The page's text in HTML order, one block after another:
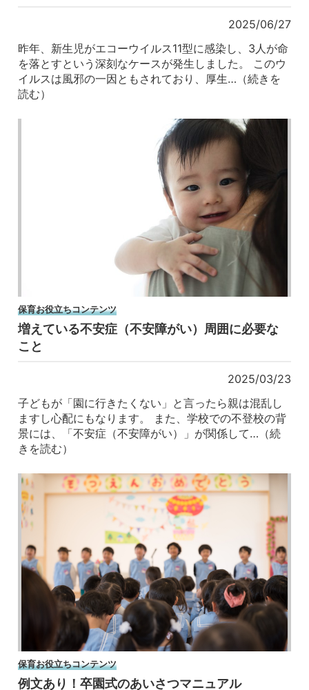
2025/06/27
昨年、新生児がエコーウイルス11型に感染し、3人が命
を落とすという深刻なケースが発生しました。 このウ
イルスは風邪の一因ともされており、厚生…（続きを
読む）
保育お役立ちコンテンツ
増えている不安症（不安障がい）周囲に必要な
こと
2025/03/23
子どもが「園に行きたくない」と言ったら親は混乱し
ますし心配にもなります。 また、学校での不登校の背
景には、「不安症（不安障がい）」が関係して…（続
きを読む）
保育お役立ちコンテンツ
例文あり！卒園式のあいさつマニュアル